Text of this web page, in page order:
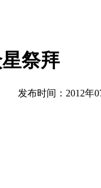
祭拜
发布时间：2012年